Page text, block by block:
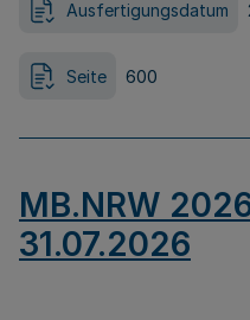
Ausfertigungsdatum
Seite 600
MB.NRW
31.07.2026